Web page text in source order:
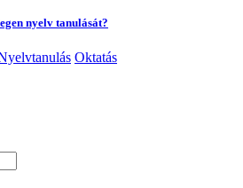
nyelv tanulását?
Oktatás